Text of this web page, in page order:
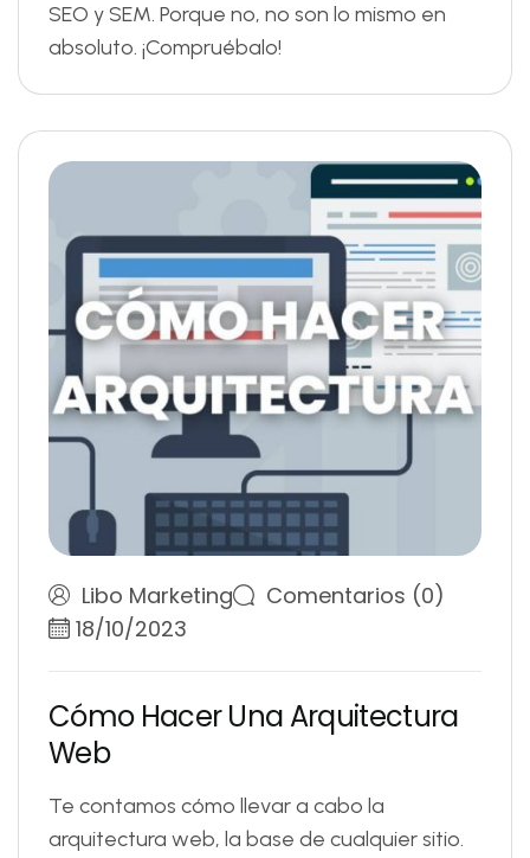
SEO y SEM. Porque no, no son lo mismo en
absoluto. ¡Compruébalo!
Libo Marketing
Comentarios (0)
18/10/2023
Cómo Hacer Una Arquitectura
Web
Te contamos cómo llevar a cabo la
arquitectura web, la base de cualquier sitio.